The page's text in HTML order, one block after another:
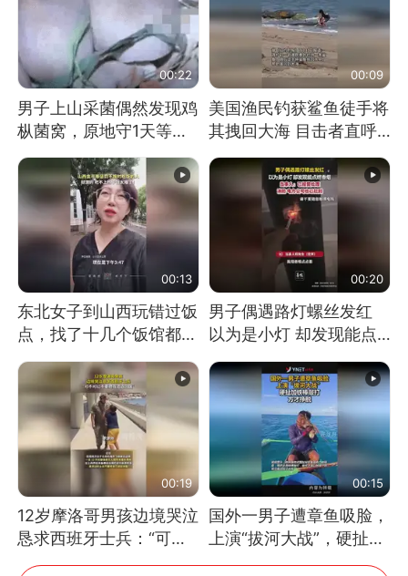
00:22
男子上山采菌偶然发现鸡
枞菌窝，原地守1天等它
长大：挖了140多朵
00:09
美国渔民钓获鲨鱼徒手将
其拽回大海 目击者直呼
震惊 （视频来源：参考
消息）
00:13
东北女子到山西玩错过饭
点，找了十几个饭馆都没
开门：午休到几点
00:20
男子偶遇路灯螺丝发红
以为是小灯 却发现能点
燃香烟 当事人：已报警
处理
00:19
12岁摩洛哥男孩边境哭泣
恳求西班牙士兵：“可不
可以不要把我遣返回国”
00:15
国外一男子遭章鱼吸脸，
上演“拔河大战”，硬扯加
铁棒敲打方才挣脱